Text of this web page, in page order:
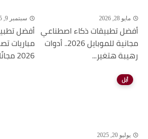
مايو 28, 2026
أفضل تطبيقات ذكاء اصطناعي
مجانية للموبايل 2026.. أدوات
رهيبة هتغير...
سبتمبر 9, 2025
أفضل
مباريات
2026 مجانًا وبجودة...
أبل
يوليو 20, 2025